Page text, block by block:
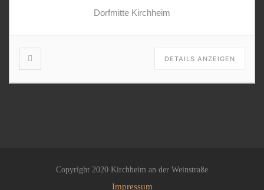
Dorfmitte Kirchheim
DETAILS ANZEIGEN
Copyright 2020 Kirchheim an der Weinstraße
Impressum